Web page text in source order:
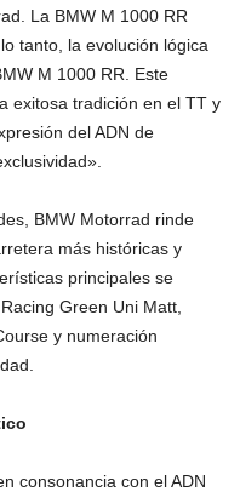
La BMW M 1000 RR
tanto, la evolución lógica
M 1000 RR. Este
exitosa tradición en el TT y
del ADN de
BMW Motorrad rinde
más históricas y
principales se
Green Uni Matt,
y numeración
consonancia con el ADN